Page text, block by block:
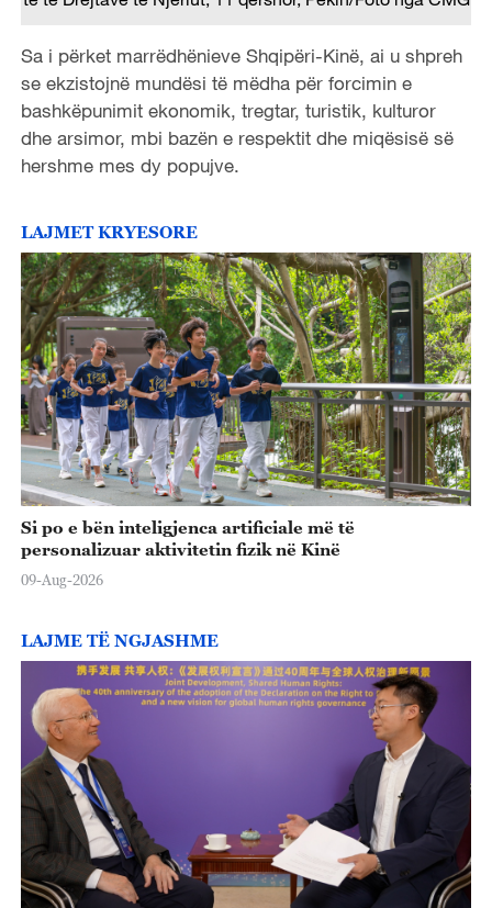
Sa i përket marrëdhënieve Shqipëri-Kinë, ai u shpreh
se ekzistojnë mundësi të mëdha për forcimin e
bashkëpunimit ekonomik, tregtar, turistik, kulturor
dhe arsimor, mbi bazën e respektit dhe miqësisë së
hershme mes dy popujve.
LAJMET KRYESORE
Si po e bën inteligjenca artificiale më të
personalizuar aktivitetin fizik në Kinë
09-Aug-2026
LAJME TË NGJASHME